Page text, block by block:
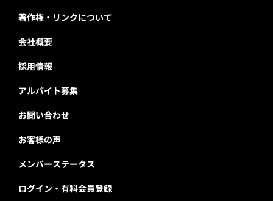
著作権・リンクについて
会社概要
採用情報
アルバイト募集
お問い合わせ
お客様の声
メンバーステータス
ログイン・有料会員登録